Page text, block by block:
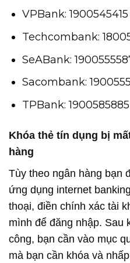
VPBank: 1900545415
Techcombank:
SeABank:
Sacombank:
TPBank: 1900585885
Khóa thẻ tín dụng bị
hàng
Tùy theo ngân hàng bạn
ứng dụng internet
thoại, điền chính xác tài
mình để đăng nhập. Sau
công, bạn cần vào mục
mà bạn cần khóa và